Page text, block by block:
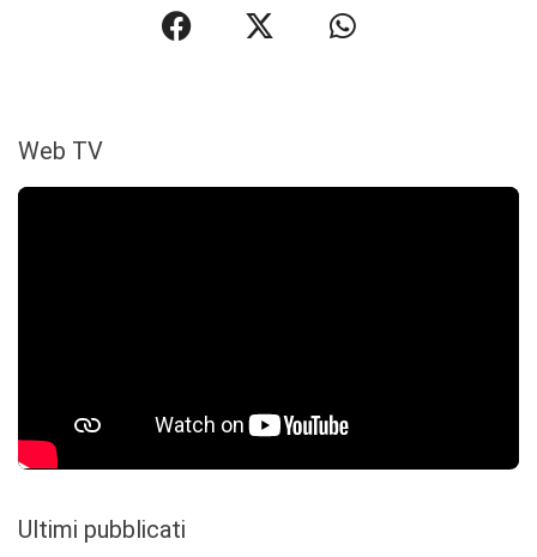
Web TV
Ultimi pubblicati